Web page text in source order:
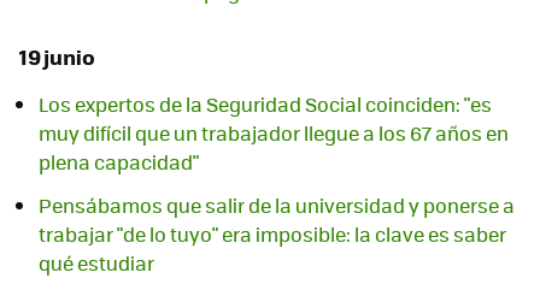
19 junio
Los expertos de la Seguridad Social coinciden: "es
muy difícil que un trabajador llegue a los 67 años en
plena capacidad"
Pensábamos que salir de la universidad y ponerse a
trabajar "de lo tuyo" era imposible: la clave es saber
qué estudiar